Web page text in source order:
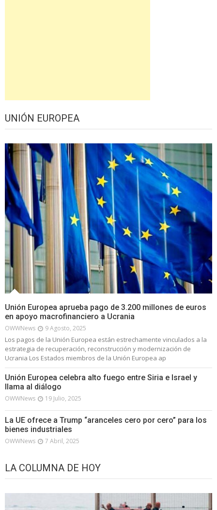
UNIÓN EUROPEA
Unión Europea aprueba pago de 3.200 millones de euros
en apoyo macrofinanciero a Ucrania
OWWNews 9 Agosto, 2025
Los pagos de la Unión Europea están estrechamente vinculados a la
estrategia de recuperación, reconstrucción y modernización de
Ucrania Los Estados miembros de la Unión Europea ap
Unión Europea celebra alto fuego entre Siria e Israel y
llama al diálogo
OWWNews 19 Julio, 2025
La UE ofrece a Trump “aranceles cero por cero” para los
bienes industriales
OWWNews 7 Abril, 2025
LA COLUMNA DE HOY